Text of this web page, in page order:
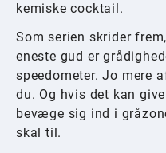
kemiske cocktail.
Som serien skrider
eneste gud er
speedometer. Jo mere
du. Og hvis det kan
bevæge sig ind i
skal til.